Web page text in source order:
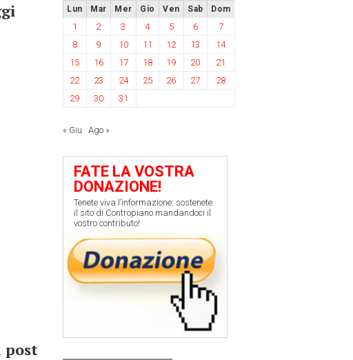
post
Lun Mar Mer Gio Ven Sab Dom
1 2 3 4 5 6
7
8
9 10 11 12 13
14
15
16 17 18 19 20
21
22
23 24 25 26 27
28
29
30 31
« Giu Ago »
FATE LA VOSTRA
DONAZIONE!
Tenete viva l’informazione: sostenete
il sito di Contropiano mandandoci il
vostro contributo!